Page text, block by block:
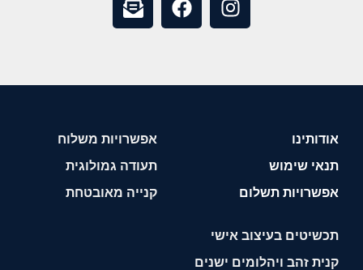
אודותינו
תנאי שימוש
אפשרויות תשלום
אפשרויות משלוח
תעודה גמולוגית
קנייה מאובטחת
תכשיטים בעיצוב אישי
קנית זהב ויהלומים ישנים